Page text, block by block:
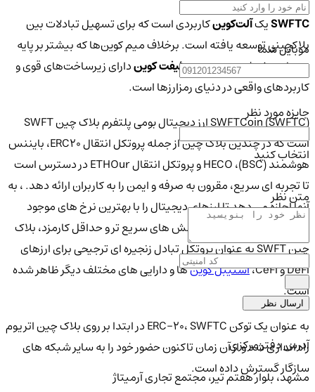
SWFTCیکآلت‌کوینکاربردی است که برای تسهیل تبادلات بین
بلاکچینی توسعه یافته است. برخلاف میم کوین‌ها که بیشتر بر پایه
هیجان و شوخی هستند،سوئیفت کویندارای زیرساخت‌های قوی و
کاربردهای واقعی در دنیای رمزارزها است.
SWFTCoin (SWFTC) ارز دیجیتال بومی پلتفرم بلاک چین SWFT
است که در چندین بلاک چین از جمله پروتکل انتقال ERC20، بایننس
هوشمند (BSC)، HECO و پروتکل انتقال ETHOur در دسترس است
تا تجربه ای سریع، مقرون به صرفه و ایمن را به کاربران ارائه دهد. ، به
آنها اجازه می دهد تا ارزهای دیجیتال را با بهترین نرخ های موجود
مبادله کنند. با سرعت تراکنش های سریع تر و حداقل کارمزد، بلاک
چین SWFT به عنوان پروتکل تبادل زنجیره ای ترجیحی برای ارزهای
DeFi و CeFi،
استیبل کوینها و دارایی های مختلف دیگر ظاهر شده
است.
به عنوان یک توکن ERC-20، SWFTC در ابتدا بر روی بلاک چین اتریوم
راه اندازی شد و از آن زمان تاکنون حضور خود را به سایر شبکه های
سازگار گسترش داده است.
موبایل شما
جایزه مورد نظر
انتخاب کنید
متن نظر
ارسال نظر
آدرس دفتر مرکزی
مشهد، بلوار هفتم تیر، مجتمع تجاری آرمیتاژ